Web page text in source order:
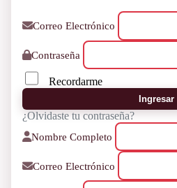
Correo Electrónico
Contraseña
Recordarme
Ingresar
¿Olvidaste tu contraseña?
Nombre Completo
Correo Electrónico